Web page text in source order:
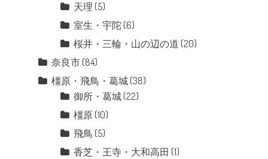
天理 (5)
室生・宇陀(6)
桜井・三輪・山の辺の道 (20)
奈良市(84)
橿原・飛鳥・葛城(38)
御所・葛城(22)
橿原(10)
飛鳥 (5)
香芝・王寺・大和高田 (1)